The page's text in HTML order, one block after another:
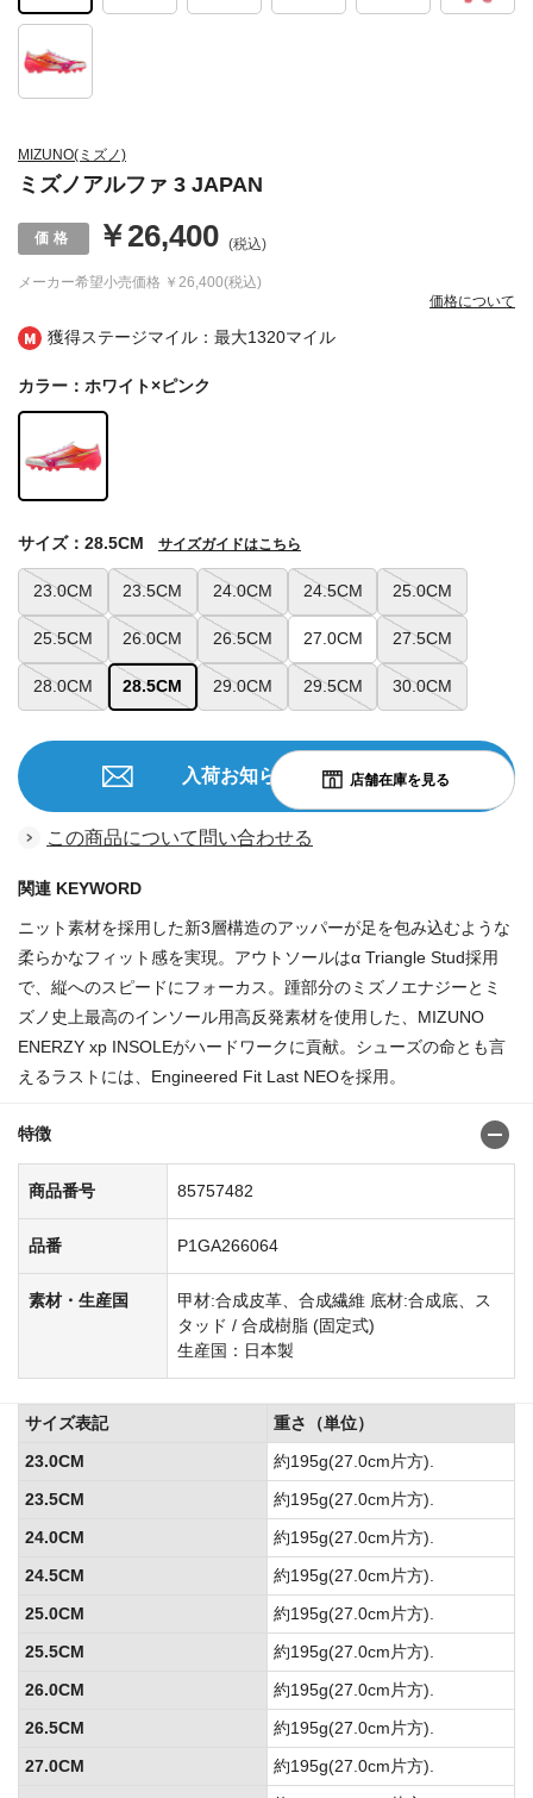
獲得ステージマイル：最大1320マイル
MIZUNO(ミズノ)
ミズノアルファ 3 JAPAN
メーカー希望小売価格 ￥26,400(税込)
￥26,400 (税込)
価格について
カラー：ホワイト×ピンク
23.0CM 23.5CM 24.0CM 24.5CM 25.0CM
25.5CM 26.0CM 26.5CM 27.0CM 27.5CM
28.0CM 28.5CM 29.0CM 29.5CM 30.0CM
サイズ：28.5CM サイズガイドはこちら
入荷お知らせを申込む
この商品について問い合わせる
関連 KEYWORD
ニット素材を採用した新3層構造のアッパーが足を包み込むような
柔らかなフィット感を実現。アウトソールはα Triangle Stud採用
で、縦へのスピードにフォーカス。踵部分のミズノエナジーとミ
ズノ史上最高のインソール用高反発素材を使用した、MIZUNO
ENERZY xp INSOLEがハードワークに貢献。シューズの命とも言
えるラストには、Engineered Fit Last NEOを採用。
特徴
商品番号 85757482
品番 P1GA266064
素材・生産国
甲材:合成皮革、合成繊維 底材:合成底、ス
タッド / 合成樹脂 (固定式)
生産国：日本製
サイズ表記
重さ（単位）
23.0CM
約195g(27.0cm片方).
23.5CM
約195g(27.0cm片方).
24.0CM
約195g(27.0cm片方).
24.5CM
約195g(27.0cm片方).
25.0CM
約195g(27.0cm片方).
25.5CM
約195g(27.0cm片方).
26.0CM
約195g(27.0cm片方).
26.5CM
約195g(27.0cm片方).
27.0CM
約195g(27.0cm片方).